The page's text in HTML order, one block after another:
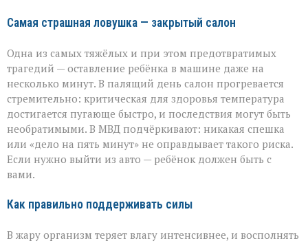
Самая страшная ловушка — закрытый салон
Одна из самых тяжёлых и при этом предотвратимых
трагедий — оставление ребёнка в машине даже на
несколько минут. В палящий день салон прогревается
стремительно: критическая для здоровья температура
достигается пугающе быстро, и последствия могут быть
необратимыми. В МВД подчёркивают: никакая спешка
или «дело на пять минут» не оправдывает такого риска.
Если нужно выйти из авто — ребёнок должен быть с
вами.
Как правильно поддерживать силы
В жару организм теряет влагу интенсивнее, и восполнять